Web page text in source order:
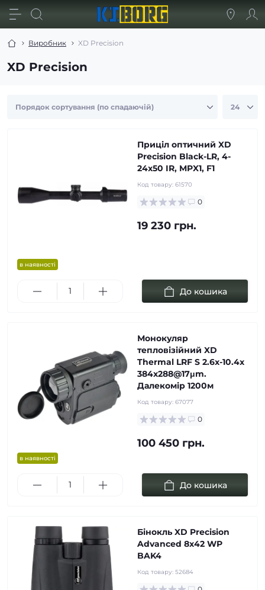
Виробник XD Precision
XD Precision
в наявності
Приціл оптичний XD
Precision Black-LR, 4-
24x50 IR, MPX1, F1
Код товару: 61570
0
19 230 грн.
До кошика
в наявності
Монокуляр
тепловізійний XD
Thermal LRF S 2.6x-10.4x
384x288@17μm.
Далекомір 1200м
Код товару: 67077
0
100 450 грн.
До кошика
Бінокль XD Precision
Advanced 8х42 WP
BAK4
Код товару: 52684